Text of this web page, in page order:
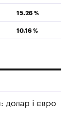
15.26 %
10.16 %
долар і євро